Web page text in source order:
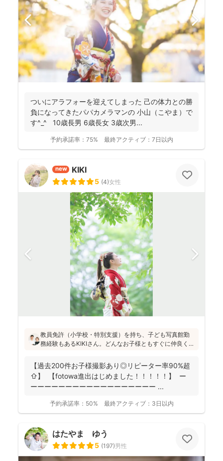
ついにアラフォーを迎えてしまった 己の体力との勝
負になってきたパパカメラマンの 小山（こやま）で
す^_^ 10歳長男 6歳長女 3歳次男...
予約承諾率： 75% 最終アクティブ： 7日以内
new KIKI
5 (4)女性
教員免許（小学校・特別支援）を持ち、子ども写真館勤
務経験もあるKIKIさん。どんなお子様ともすぐに仲良くな
を引き出し、日々成長している大切な瞬間を写真に記録
することを大切にされています(^^)
【過去200件お子様撮影あり◎リピーター率90%超
⇧】 【fotowa進出はじめました！！！！！】 ー
ーーーーーーーーーーーーーーーーーー ...
予約承諾率： 50% 最終アクティブ： 3日以内
はたやま ゆう
5 (197)男性